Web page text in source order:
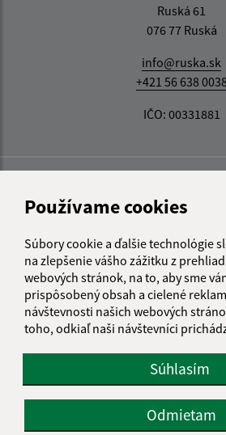
Používame cookies
Súbory cookie a ďalšie technológie
na zlepšenie vášho zážitku z
webových stránok, na to, aby sme
prispôsobený obsah a cielené
návštevnosti našich webových
toho, odkiaľ naši návštevníci
Súhlasím
Odmietam
Ruská 61
076 77 Ruská
info@ruska.sk
+421 56 638
IČO: 00331881
Informácie o